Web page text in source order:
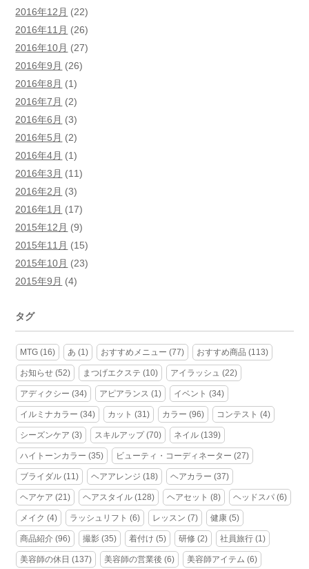
2016年12月 (22)
2016年11月 (26)
2016年10月 (27)
2016年9月 (26)
2016年8月 (1)
2016年7月 (2)
2016年6月 (3)
2016年5月 (2)
2016年4月 (1)
2016年3月 (11)
2016年2月 (3)
2016年1月 (17)
2015年12月 (9)
2015年11月 (15)
2015年10月 (23)
2015年9月 (4)
タグ
MTG (16) あ (1) おすすめメニュー (77) おすすめ商品 (113)
お知らせ (52) まつげエクステ (10) アイラッシュ (22)
アディクシー (34) アピアランス (1) イベント (34)
イルミナカラー (34) カット (31) カラー (96) コンテスト (4)
シーズンケア (3) スキルアップ(70) ネイル (139)
ハイトーンカラー (35) ビューティ・コーディネーター (27)
ブライダル (11) ヘアアレンジ (18) ヘアカラー (37)
ヘアケア (21) ヘアスタイル (128) ヘアセット (8) ヘッドスパ (6)
メイク (4) ラッシュリフト (6) レッスン (7) 健康 (5)
商品紹介 (96) 撮影 (35) 着付け (5) 研修 (2) 社員旅行 (1)
美容師の休日 (137) 美容師の営業後 (6) 美容師アイテム (6)